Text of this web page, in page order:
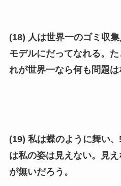
(18) 人は世界一のゴミ収
モデルにだってなれる。
れが世界一なら何も問題は
(19) 私は蝶のように舞い
は私の姿は見えない。見
が無いだろう。